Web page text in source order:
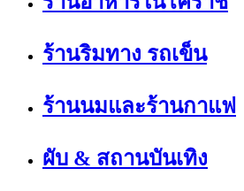
ร้านริมทาง รถเข็น
ร้านนมและร้านกาแฟ
ผับ & สถานบันเทิง